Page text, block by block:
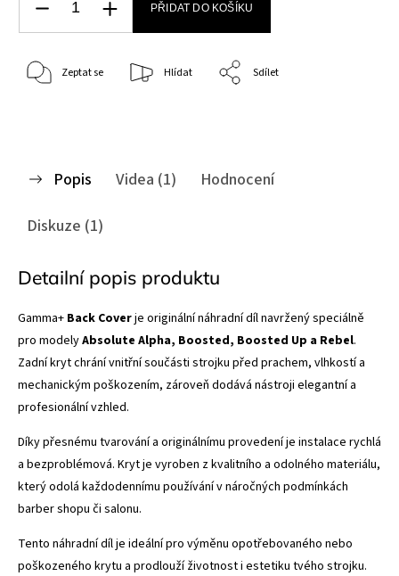
PŘIDAT DO KOŠÍKU
Zeptat se Hlídat Sdílet
Popis Videa (1)
Hodnocení
Diskuze (1)
Detailní popis produktu
Gamma+ Back Coverje originální náhradní díl navržený speciálně
pro modelyAbsolute Alpha, Boosted, Boosted Up a Rebel.
Zadní kryt chrání vnitřní součásti strojku před prachem, vlhkostí a
mechanickým poškozením, zároveň dodává nástroji elegantní a
profesionální vzhled.
Díky přesnému tvarování a originálnímu provedení je instalace rychlá
a bezproblémová. Kryt je vyroben z kvalitního a odolného materiálu,
který odolá každodennímu používání v náročných podmínkách
barber shopu či salonu.
Tento náhradní díl je ideální pro výměnu opotřebovaného nebo
poškozeného krytu a prodlouží životnost i estetiku tvého strojku.